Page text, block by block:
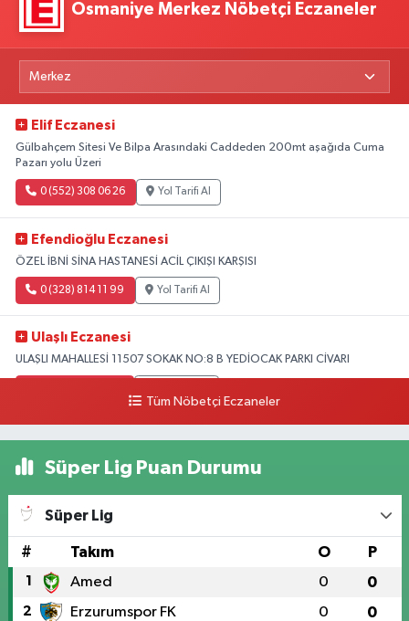
Osmaniye Merkez Nöbetçi Eczaneler
Elif Eczanesi
Gülbahçem Sitesi Ve Bilpa Arasındaki Caddeden 200mt aşağıda Cuma
Pazarı yolu Üzeri
0 (552) 308 06 26 Yol Tarifi Al
Efendioğlu Eczanesi
ÖZEL İBNİ SİNA HASTANESİ ACİL ÇIKIŞI KARŞISI
0 (328) 814 11 99 Yol Tarifi Al
Ulaşlı Eczanesi
ULAŞLI MAHALLESİ 11507 SOKAK NO:8 B YEDİOCAK PARKI CİVARI
Tüm Nöbetçi Eczaneler
Süper Lig Puan Durumu
Süper Lig
# Takım O P
1 Amed 0 0
2 Erzurumspor FK 0 0